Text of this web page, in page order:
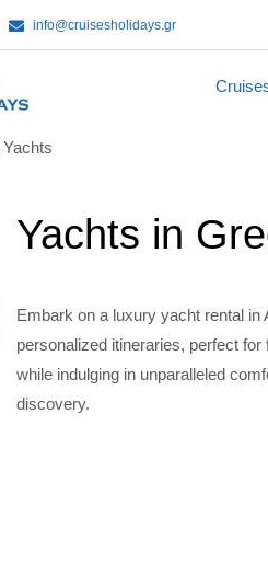
info@cruisesholidays.gr
Yachts
Yachts in
Embark on a luxury yacht rental
personalized itineraries, perfect
while indulging in unparalleled
discovery.